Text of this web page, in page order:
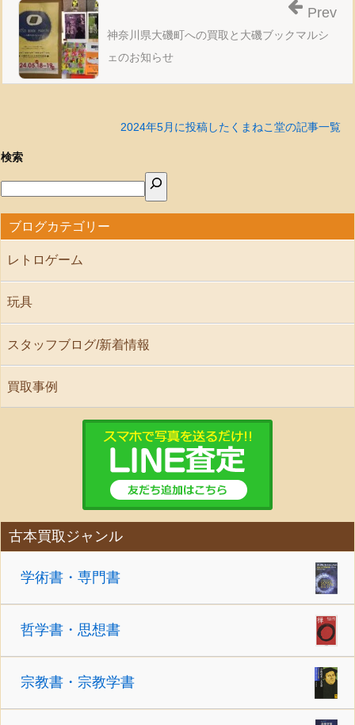
神奈川県大磯町への買取と大磯ブックマルシ
ェのお知らせ
Prev
2024年5月に投稿したくまねこ堂の記事一覧
検索
ブログカテゴリー
レトロゲーム
玩具
スタッフブログ/新着情報
買取事例
古本買取ジャンル
学術書・専門書
哲学書・思想書
宗教書・宗教学書